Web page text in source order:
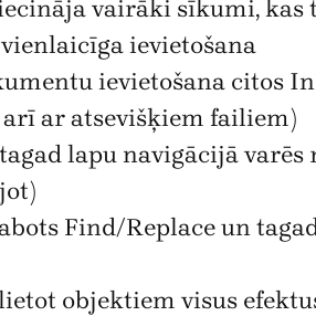
vairāki sīkumi, kas
ievietošana
ievietošana citos
ar atsevišķiem failiem)
lapu navigācijā
Find/Replace un
objektiem visus